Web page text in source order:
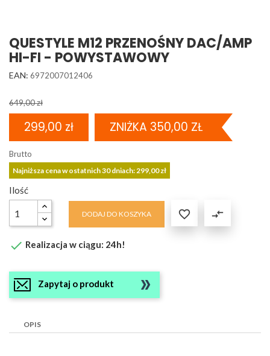
QUESTYLE M12 PRZENOŚNY DAC/AMP
HI-FI - POWYSTAWOWY
EAN: 6972007012406
649,00 zł
299,00 zł ZNIŻKA 350,00 ZŁ
Brutto
Najniższa cena w ostatnich 30 dniach: 299,00 zł
Ilość
DODAJ DO KOSZYKA  compare_arrows
 Realizacja w ciągu: 24h!
Zapytaj o produkt
OPIS